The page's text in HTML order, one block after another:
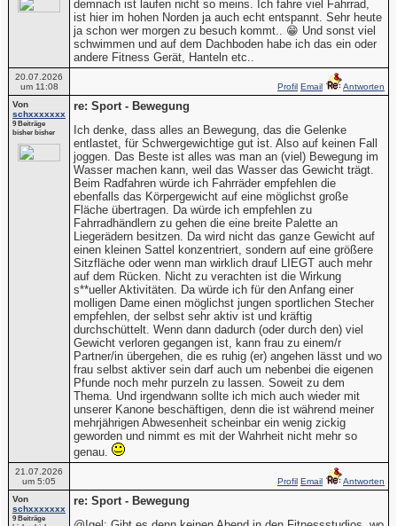
demnach ist laufen nicht so meins. Ich fahre viel Fahrrad,
ist hier im hohen Norden ja auch echt entspannt. Sehr heute
ja schon wer morgen zu besuch kommt.. 😁 Und sonst viel
schwimmen und auf dem Dachboden habe ich das ein oder
andere Fitness Gerät, Hanteln etc..
20.07.2026
um 11:08
Profil Email
Antworten
Von
schxxxxxxx
9 Beiträge
bisher bisher
re: Sport - Bewegung
Ich denke, dass alles an Bewegung, das die Gelenke
entlastet, für Schwergewichtige gut ist. Also auf keinen Fall
joggen. Das Beste ist alles was man an (viel) Bewegung im
Wasser machen kann, weil das Wasser das Gewicht trägt.
Beim Radfahren würde ich Fahrräder empfehlen die
ebenfalls das Körpergewicht auf eine möglichst große
Fläche übertragen. Da würde ich empfehlen zu
Fahrradhändlern zu gehen die eine breite Palette an
Liegerädern besitzen. Da wird nicht das ganze Gewicht auf
einen kleinen Sattel konzentriert, sondern auf eine größere
Sitzfläche oder wenn man wirklich drauf LIEGT auch mehr
auf dem Rücken. Nicht zu verachten ist die Wirkung
s**ueller Aktivitäten. Da würde ich für den Anfang einer
molligen Dame einen möglichst jungen sportlichen Stecher
empfehlen, der selbst sehr aktiv ist und kräftig
durchschüttelt. Wenn dann dadurch (oder durch den) viel
Gewicht verloren gegangen ist, kann frau zu einem/r
Partner/in übergehen, die es ruhig (er) angehen lässt und wo
frau selbst aktiver sein darf auch um nebenbei die eigenen
Pfunde noch mehr purzeln zu lassen. Soweit zu dem
Thema. Und irgendwann sollte ich mich auch wieder mit
unserer Kanone beschäftigen, denn die ist während meiner
mehrjährigen Abwesenheit scheinbar ein wenig zickig
geworden und nimmt es mit der Wahrheit nicht mehr so
genau.
21.07.2026
um 5:05
Profil Email
Antworten
Von
schxxxxxxx
9 Beiträge
re: Sport - Bewegung